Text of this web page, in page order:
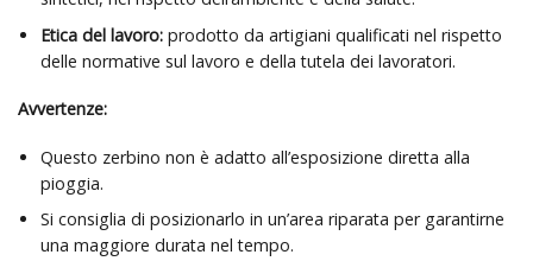
Etica del lavoro:prodotto da artigiani qualificati nel rispetto
delle normative sul lavoro e della tutela dei lavoratori.
Avvertenze:
Questo zerbino non è adatto all’esposizione diretta alla
pioggia.
Si consiglia di posizionarlo in un’area riparata per garantirne
una maggiore durata nel tempo.